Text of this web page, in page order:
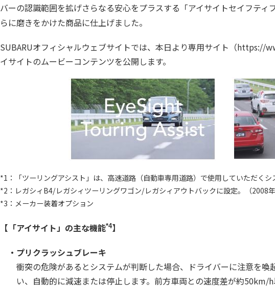
バーの認識範囲を拡げさらなる安心をプラスする「アイサイトセイフティ
らに磨きをかけた商品に仕上げました。
SUBARUオフィシャルウェブサイトでは、本日より専用サイト（
イサイトのムービーコンテンツを公開します。
*1：「ツーリングアシスト」は、高速道路（自動車専用道路）で使用していただくシ
*2：レガシィB4/レガシィツーリングワゴン/レガシィアウトバックに設定。（2008年
*3：メーカー装着オプション
【「アイサイト」の主な機能*4】
・プリクラッシュブレーキ
衝突の危険があるとシステムが判断した場合、ドライバーに注意を
い、自動的に減速または停止します。前方車両との速度差が約50km/